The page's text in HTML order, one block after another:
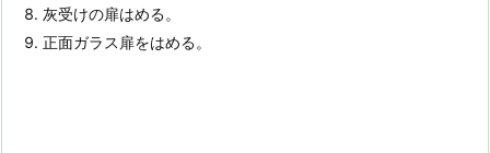
灰受けの扉はめる。
正面ガラス扉をはめる。